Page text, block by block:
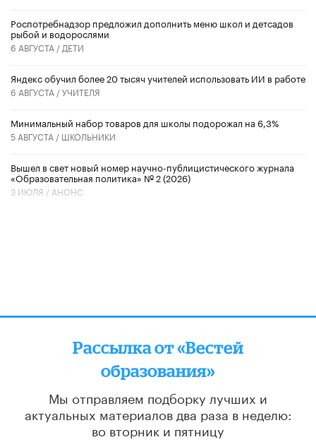
Роспотребнадзор предложил дополнить меню школ и детсадов
рыбой и водорослями
6 АВГУСТА / ДЕТИ
​Яндекс обучил более 20 тысяч учителей использовать ИИ в работе
6 АВГУСТА /УЧИТЕЛЯ
Минимальный набор товаров для школы подорожал на 6,3%
5 АВГУСТА / ШКОЛЬНИКИ
Вышел в свет новый номер научно-публицистического журнала
«Образовательная политика» № 2 (2026)
3 ИЮЛЯ / АНОНС
Рассылка от «Вестей
образования»
Мы отправляем подборку лучших и
актуальных материалов два раза в неделю:
во вторник и пятницу